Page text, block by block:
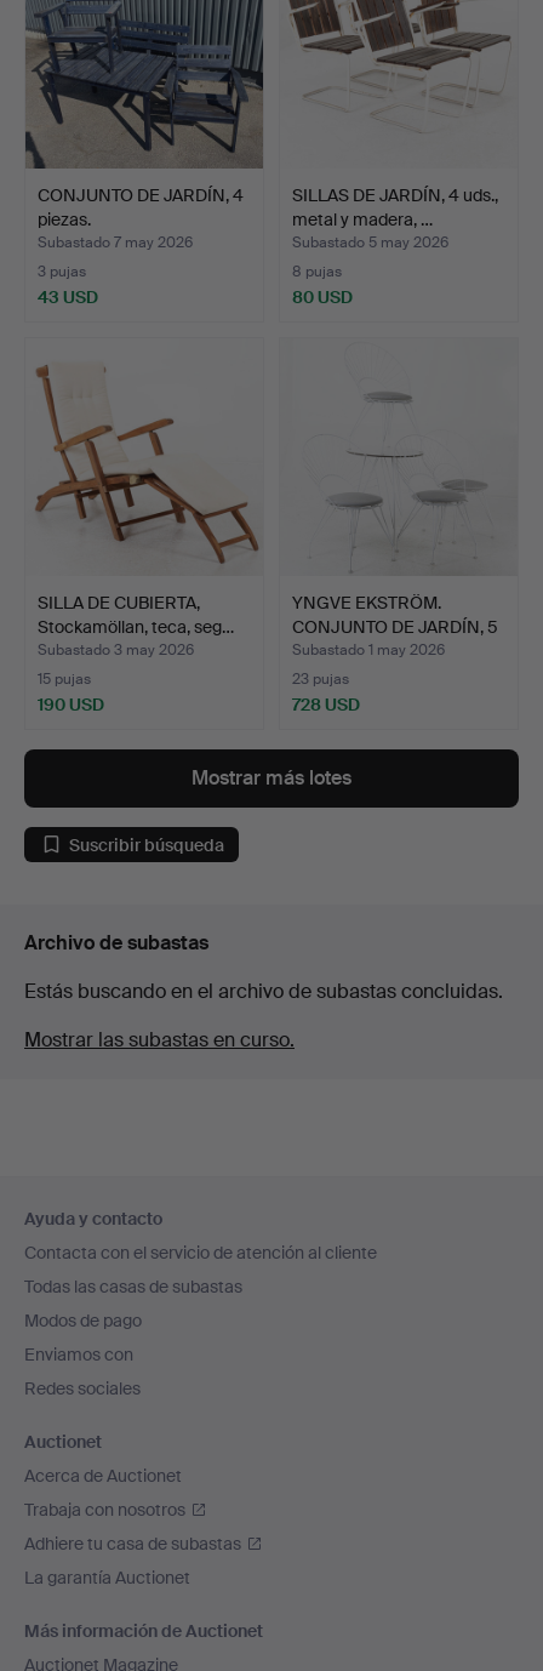
CONJUNTO DE JARDÍN, 4
piezas.
Subastado 7 may 2026
3 pujas
43 USD
SILLAS DE JARDÍN, 4 uds.,
metal y madera, …
Subastado 5 may 2026
8 pujas
80 USD
SILLA DE CUBIERTA,
Stockamöllan, teca, seg…
Subastado 3 may 2026
15 pujas
190 USD
YNGVE EKSTRÖM.
CONJUNTO DE JARDÍN, 5
pieza…
Subastado 1 may 2026
23 pujas
728 USD
Mostrar más lotes
Suscribir búsqueda
Archivo de subastas
Estás buscando en el archivo de subastas concluidas.
Mostrar las subastas en curso.
en
el
pie
de
página
Ayuda y contacto
Contacta con el servicio de atención al cliente
Todas las casas de subastas
Modos de pago
Enviamos con
Redes sociales
Auctionet
Acerca de Auctionet
Trabaja con nosotros
Adhiere tu casa de subastas
La garantía Auctionet
Más información de Auctionet
Auctionet Magazine